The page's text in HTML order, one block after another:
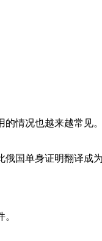
情况也越来越常
国单身证明翻译